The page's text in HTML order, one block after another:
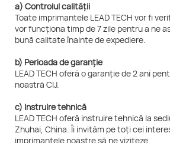
a) Controlul calității
Toate imprimantele LEAD TECH vor fi
vor funcționa timp de 7 zile pentru a ne
bună calitate înainte de expediere.
b) Perioada de garanție
LEAD TECH oferă o garanție de 2 ani
noastră CIJ.
c) Instruire tehnică
LEAD TECH oferă instruire tehnică la
Zhuhai, China. Îi invităm pe toți cei
imprimantele noastre să ne viziteze.